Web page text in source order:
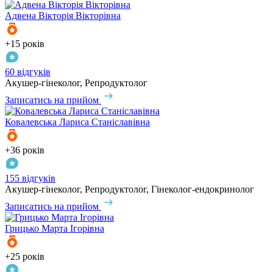
Адвена Вікторія Вікторівна
+15 років
60 відгуків
Акушер-гінеколог, Репродуктолог
Записатись на прийом
Ковалевська Лариса Станіславівна
+36 років
155 відгуків
Акушер-гінеколог, Репродуктолог, Гінеколог-ендокринолог
Записатись на прийом
Грицько Марта Ігорівна
+25 років